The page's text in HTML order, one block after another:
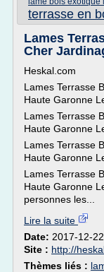
terrasse en
Lames
Cher
Heskal.com
Lames Terrasse
Haute Garonne
Lames Terrasse
Haute Garonne
Lames Terrasse
Haute Garonne
Lames Terrasse
Haute Garonne
personnes les...
Lire la suite
Date: 2017-12-
Site : http://
Thèmes liés :